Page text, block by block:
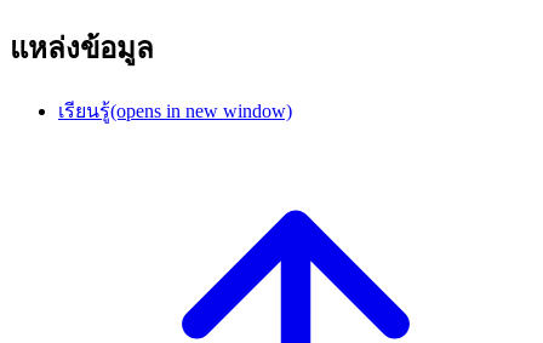
แหล่งข้อมูล
เรียนรู้(opens in new window)